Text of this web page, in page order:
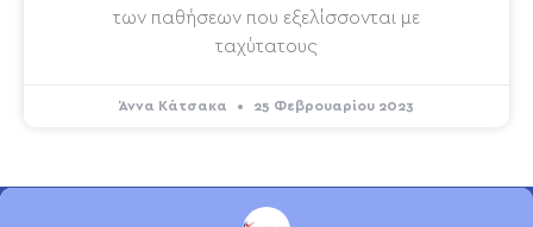
των παθήσεων που εξελίσσονται με
ταχύτατους
Άννα Κάτσακα 25 Φεβρουαρίου 2023